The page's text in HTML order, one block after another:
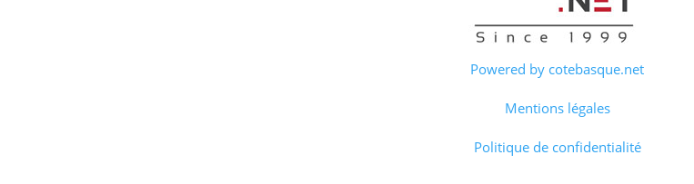
Powered by cotebasque.net
Mentions légales
Politique de confidentialité